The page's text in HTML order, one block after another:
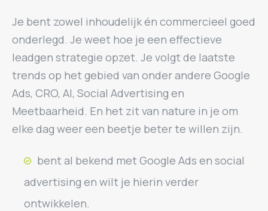
Je bent zowel inhoudelijk én commercieel goed
onderlegd. Je weet hoe je een effectieve
leadgen strategie opzet. Je volgt de laatste
trends op het gebied van onder andere Google
Ads, CRO, AI, Social Advertising en
Meetbaarheid. En het zit van nature in je om
elke dag weer een beetje beter te willen zijn.
bent al bekend met Google Ads en social
advertising en wilt je hierin verder
ontwikkelen.